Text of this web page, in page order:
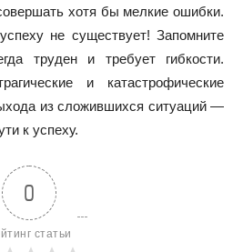
хотя бы мелкие ошибки.
не существует! Запомните
труден и требует гибкости.
и катастрофические
из сложившихся ситуаций —
к успеху.
0
статьи